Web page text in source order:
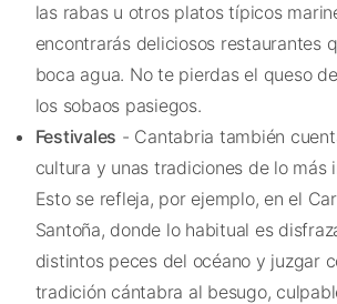
las rabas u otros platos típicos
encontrarás deliciosos restaurantes
boca agua. No te pierdas el queso
los sobaos pasiegos.
Festivales - Cantabria también
cultura y unas tradiciones de lo más
Esto se refleja, por ejemplo, en el
Santoña, donde lo habitual es
distintos peces del océano y juzgar
tradición cántabra al besugo,